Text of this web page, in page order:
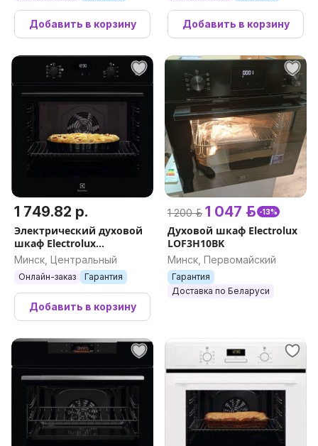
Добавить в корзину Добавить в корзину
1 749.82 р.
Электрический духовой
шкаф Electrolux
SteamBake 600 EOD5F71Z
Минск, Центральный
Онлайн-заказ Гарантия
Добавить в корзину
1 200 р. 1 047 р. -13%
Духовой шкаф Electrolux
LOF3H10BK
Минск, Первомайский
Гарантия
Доставка по Беларуси